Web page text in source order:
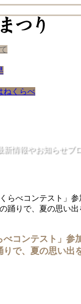
ねくらべ
新情報やお知らせブ
くらべコンテスト」
踊りで、夏の思い
べコンテスト」参
りで、夏の思い出